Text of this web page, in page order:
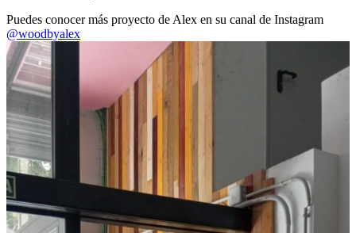
Puedes conocer más proyecto de Alex en su canal de Instagram
@woodbyalex